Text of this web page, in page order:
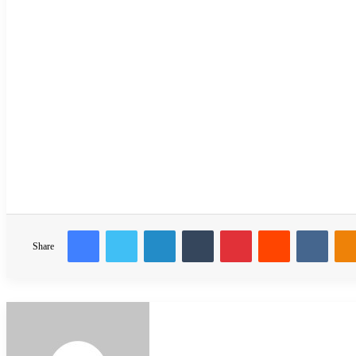
Share
FacebookTwitter LinkedInTumblrPinterestReddit